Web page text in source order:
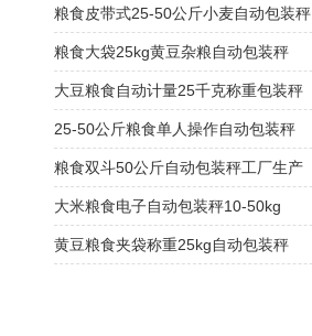
粮食皮带式25-50公斤小麦自动包装秤
粮食大袋25kg黄豆杂粮自动包装秤
大豆粮食自动计量25千克称重包装秤
25-50公斤粮食单人操作自动包装秤
粮食双斗50公斤自动包装秤工厂生产
大米粮食电子自动包装秤10-50kg
黄豆粮食夹袋称重25kg自动包装秤